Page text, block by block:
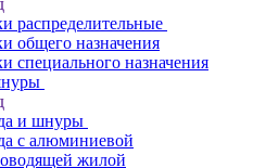
распределительные
общего назначения
специального назначения
и шнуры
с алюминиевой
жилой